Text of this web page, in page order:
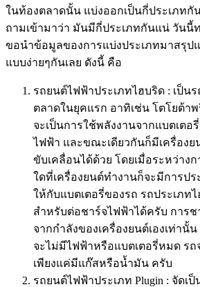
ในท้องตลาดนั้น แบ่งออกเป็นกี่ประเภทกั
ถามเข้ามาว่า มันมีกี่ประเภทกันแน่ วันนี้ทา
ขอนำข้อมูลของการแบ่งประเภทมาสรุป
แบบง่ายๆกันเลย ดังนี้ คือ
รถยนต์ไฟฟ้าประเภทไฮบริด : เป็น
ตลาดในยุคแรก อาทิเช่น โตโยต้า
จะเป็นการใช้พลังงานจากแบตเตอ
ไฟฟ้า และขณะเดียวกันก็มีเครื่อง
ขับเคลื่อนได้ด้วย โดยเมื่อระหว่าง
ใดที่เครื่องยนต์ทำงานก็จะมีการป
ให้กับแบตเตอรี่ของรถ รถประเภท
สำหรับต่อชาร์จไฟฟ้าได้ครับ การช
จากกำลังของเครื่องยนต์เองเท่า
จะไม่มีไฟฟ้าหรือแบตเตอรี่หมด รถ
เพียงแค่มีแก๊สหรือน้ำมัน ครับ
รถยนต์ไฟฟ้าประเภท Plugin : จัดเ